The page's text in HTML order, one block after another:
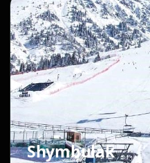
Shymbulak